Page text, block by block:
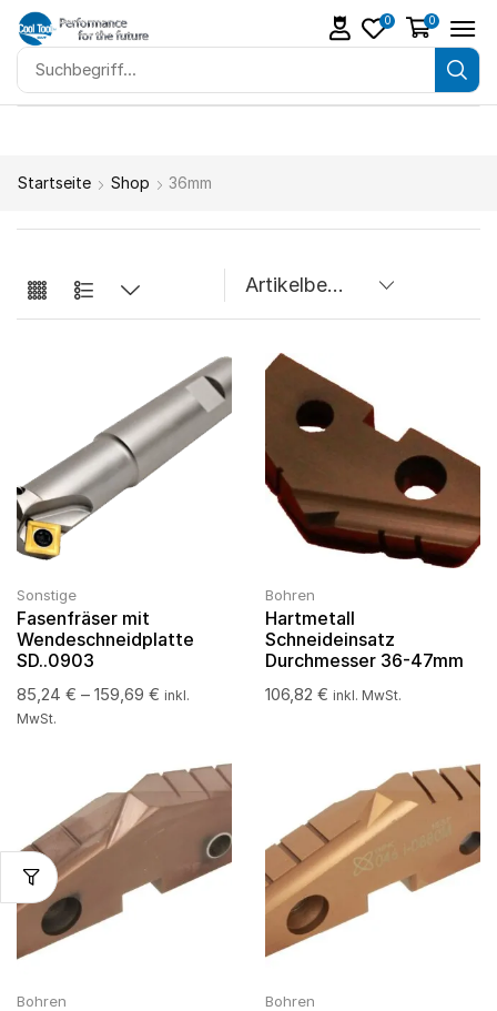
0 0
Startseite Shop 36mm
Sonstige
Fasenfräser mit
Wendeschneidplatte
SD..0903
85,24 € – 159,69 € inkl.
MwSt.
Bohren
Hartmetall
Schneideinsatz
Durchmesser 36-47mm
106,82 € inkl. MwSt.
Bohren Bohren